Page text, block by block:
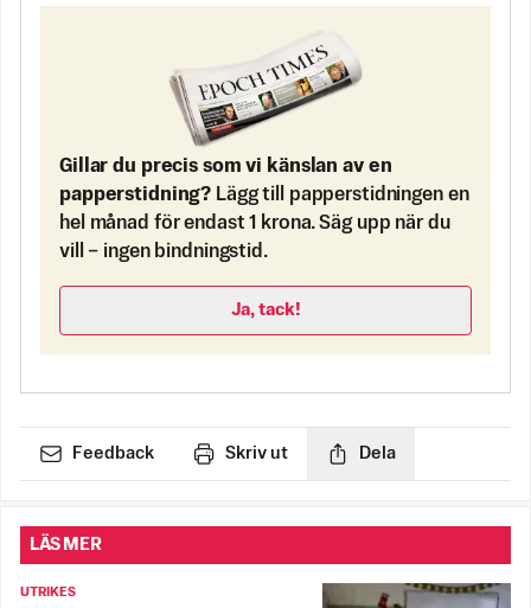
Gillar du precis som vi känslan av en
papperstidning? Lägg till papperstidningen en
hel månad för endast 1 krona. Säg upp när du
vill – ingen bindningstid.
Ja, tack!
Feedback Skriv ut Dela
LÄS MER
UTRIKES